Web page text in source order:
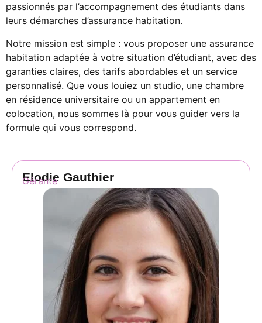
passionnés par l’accompagnement des étudiants dans
leurs démarches d’assurance habitation.
Notre mission est simple : vous proposer une assurance
habitation adaptée à votre situation d’étudiant, avec des
garanties claires, des tarifs abordables et un service
personnalisé. Que vous louiez un studio, une chambre
en résidence universitaire ou un appartement en
colocation, nous sommes là pour vous guider vers la
formule qui vous correspond.
Elodie Gauthier
Gérante